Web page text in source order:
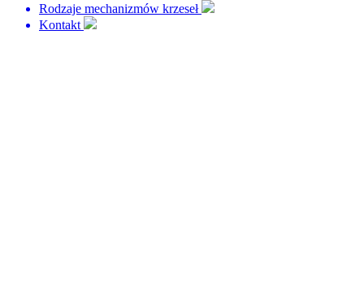
Rodzaje mechanizmów krzeseł
Kontakt